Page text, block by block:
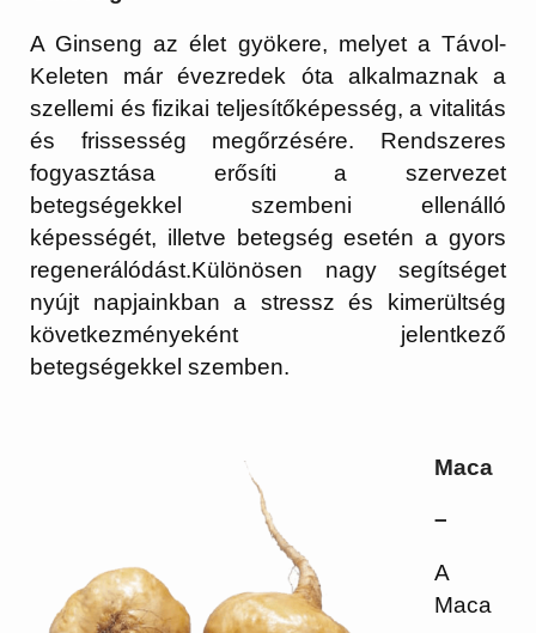
A Ginseng az élet gyökere, melyet a Távol-
Keleten már évezredek óta alkalmaznak a
szellemi és fizikai teljesítőképesség, a vitalitás
és frissesség megőrzésére. Rendszeres
fogyasztása erősíti a szervezet
betegségekkel szembeni ellenálló
képességét, illetve betegség esetén a gyors
regenerálódást.Különösen nagy segítséget
nyújt napjainkban a stressz és kimerültség
következményeként jelentkező
betegségekkel szemben.
Maca
–
A
Maca